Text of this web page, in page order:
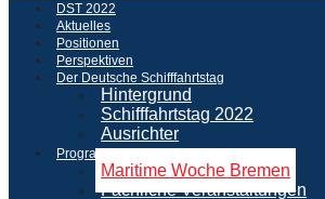
DST 2022
Aktuelles
Positionen
Perspektiven
Der Deutsche Schifffahrtstag
Hintergrund
Schifffahrtstag 2022
Ausrichter
Programm
Maritime Woche Bremen
Fachliche Veranstaltungen